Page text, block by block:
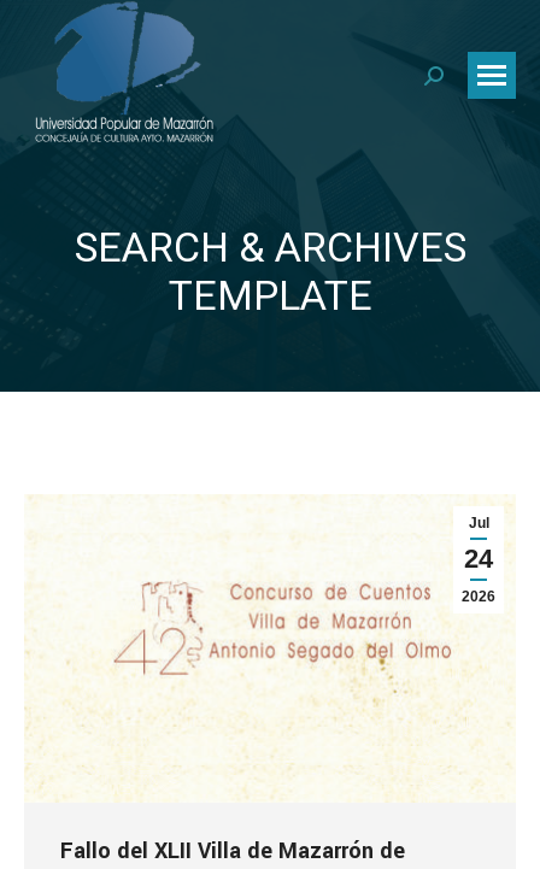
Buscar:
SEARCH & ARCHIVES
TEMPLATE
Jul
24
2026
Fallo del XLII Villa de Mazarrón de